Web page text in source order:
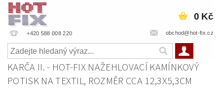
+420 588 008 220 obchod@hot-fix.cz
0 Kč
KARČA II. - HOT-FIX NAŽEHLOVACÍ KAMÍNKOVÝ
POTISK NA TEXTIL, ROZMĚR CCA 12,3X5,3CM